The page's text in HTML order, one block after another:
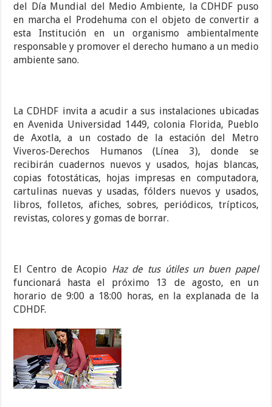
del Día Mundial del Medio Ambiente, la CDHDF puso
en marcha el Prodehuma con el objeto de convertir a
esta Institución en un organismo ambientalmente
responsable y promover el derecho humano a un medio
ambiente sano.
La CDHDF invita a acudir a sus instalaciones ubicadas
en Avenida Universidad 1449, colonia Florida, Pueblo
de Axotla, a un costado de la estación del Metro
Viveros-Derechos Humanos (Línea 3), donde se
recibirán cuadernos nuevos y usados, hojas blancas,
copias fotostáticas, hojas impresas en computadora,
cartulinas nuevas y usadas, fólders nuevos y usados,
libros, folletos, afiches, sobres, periódicos, trípticos,
revistas, colores y gomas de borrar.
El Centro de Acopio Haz de tus útiles un buen papel
funcionará hasta el próximo 13 de agosto, en un
horario de 9:00 a 18:00 horas, en la explanada de la
CDHDF.